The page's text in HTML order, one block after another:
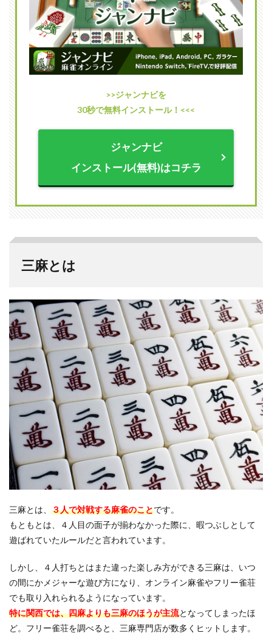
ざま
なル
ール
が存
在
常時
ドラ
2.3
役牌
客風
牌
3
地域
によ
る三
麻の
違い
3.1
関東
3.2
3.3
京都
3.4
屋
で勝
つコ
ツ
4.1
攻め
>>ジャンナビを
30秒で無料インストール！<<<
ジャンナビ
インストール(無料)はコチラ
三麻とは
三麻とは、 ３人で対戦する麻雀のことです。
もともとは、４人目の面子が揃わなかった際に、暇つぶしとして
遊ばれていたルールだと言われています。
しかし、４人打ちとはまた違った楽しみ方ができる三麻は、いつ
の間にかメジャーな遊び方になり、オンライン麻雀やフリー雀荘
でも取り入れられるようになっています。
特に関西では、四麻よりも三麻のほうが主流となってしまったほ
ど。フリー雀荘を調べると、三麻専門店が数多くヒットします。